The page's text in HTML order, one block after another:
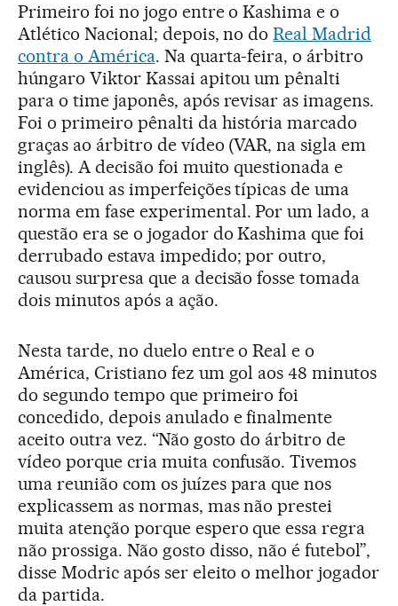
Primeiro foi no jogo entre o Kashima e o
Atlético Nacional; depois, no doReal Madrid
contra o América. Na quarta-feira, o árbitro
húngaro Viktor Kassai apitou um pênalti
para o time japonês, após revisar as imagens.
Foi o primeiro pênalti da história marcado
graças ao árbitro de vídeo (VAR, na sigla em
inglês). A decisão foi muito questionada e
evidenciou as imperfeições típicas de uma
norma em fase experimental. Por um lado, a
questão era se o jogador do Kashima que foi
derrubado estava impedido; por outro,
causou surpresa que a decisão fosse tomada
dois minutos após a ação.
Nesta tarde, no duelo entre o Real e o
América, Cristiano fez um gol aos 48 minutos
do segundo tempo que primeiro foi
concedido, depois anulado e finalmente
aceito outra vez. “Não gosto do árbitro de
vídeo porque cria muita confusão. Tivemos
uma reunião com os juízes para que nos
explicassem as normas, mas não prestei
muita atenção porque espero que essa regra
não prossiga. Não gosto disso, não é futebol”,
disse Modric após ser eleito o melhor jogador
da partida.